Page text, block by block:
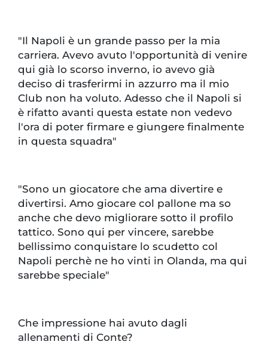
"Il Napoli è un grande passo per la mia
carriera. Avevo avuto l'opportunità di venire
qui già lo scorso inverno, io avevo già
deciso di trasferirmi in azzurro ma il mio
Club non ha voluto. Adesso che il Napoli si
è rifatto avanti questa estate non vedevo
l'ora di poter firmare e giungere finalmente
in questa squadra"
"Sono un giocatore che ama divertire e
divertirsi. Amo giocare col pallone ma so
anche che devo migliorare sotto il profilo
tattico. Sono qui per vincere, sarebbe
bellissimo conquistare lo scudetto col
Napoli perchè ne ho vinti in Olanda, ma qui
sarebbe speciale"
Che impressione hai avuto dagli
allenamenti di Conte?